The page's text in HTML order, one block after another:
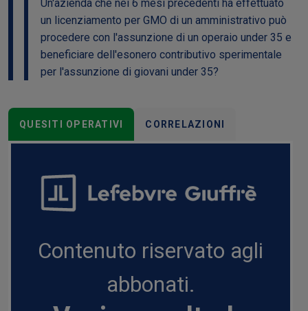
Un'azienda che nei 6 mesi precedenti ha effettuato
un licenziamento per GMO di un amministrativo può
procedere con l'assunzione di un operaio under 35 e
beneficiare dell'esonero contributivo sperimentale
per l'assunzione di giovani under 35?
QUESITI OPERATIVI CORRELAZIONI
Contenuto riservato agli
abbonati.